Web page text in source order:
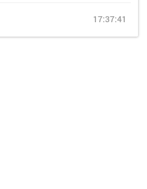
17:37:41